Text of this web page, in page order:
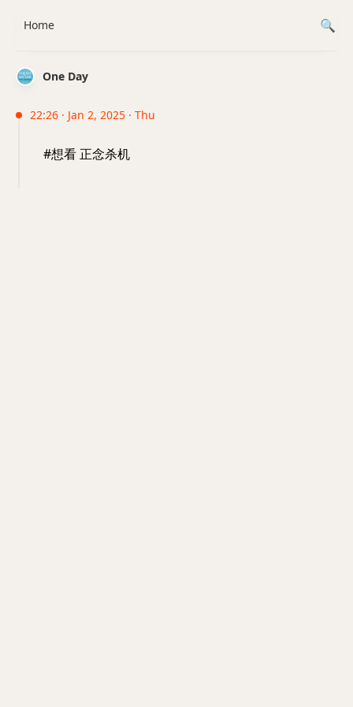
One Day
22:26 · Jan 2, 2025 · Thu
#想看 正念杀机
Home